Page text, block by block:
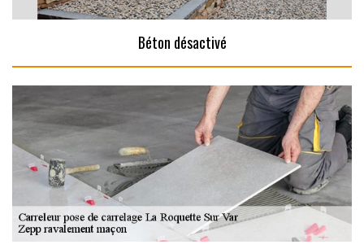
Béton désactivé